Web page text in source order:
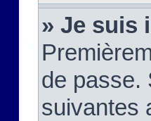
» Je suis
de passe.
suivantes